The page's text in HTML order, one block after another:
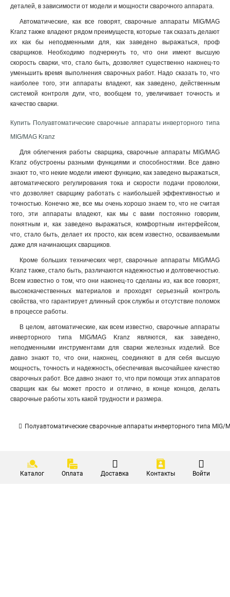
деталей, в зависимости от модели и мощности сварочного аппарата.
Автоматические, как все говорят, сварочные аппараты MIG/MAG
Kranz также владеют рядом преимуществ, которые так сказать делают
их как бы неподменными для, как заведено выражаться, проф
сварщиков. Необходимо подчеркнуть то, что они имеют высшую
скорость сварки, что, стало быть, дозволяет существенно наконец-то
уменьшить время выполнения сварочных работ. Надо сказать то, что
наиболее того, эти аппараты владеют, как заведено, действенным
системой контроля дуги, что, вообщем то, увеличивает точность и
качество сварки.
Купить Полуавтоматические сварочные аппараты инверторного типа
MIG/MAG Kranz
Для облегчения работы сварщика, сварочные аппараты MIG/MAG
Kranz обустроены разными функциями и способностями. Все давно
знают то, что некие модели имеют функцию, как заведено выражаться,
автоматического регулирования тока и скорости подачи проволоки,
что дозволяет сварщику работать с наибольшей эффективностью и
точностью. Конечно же, все мы очень хорошо знаем то, что не считая
того, эти аппараты владеют, как мы с вами постоянно говорим,
понятным и, как заведено выражаться, комфортным интерфейсом,
что, стало быть, делает их просто, как всем известно, осваиваемыми
даже для начинающих сварщиков.
Кроме больших технических черт, сварочные аппараты MIG/MAG
Kranz также, стало быть, различаются надежностью и долговечностью.
Всем известно о том, что они наконец-то сделаны из, как все говорят,
высококачественных материалов и проходят серьезный контроль
свойства, что гарантирует длинный срок службы и отсутствие поломок
в процессе работы.
В целом, автоматические, как всем известно, сварочные аппараты
инверторного типа MIG/MAG Kranz являются, как заведено,
неподменными инструментами для сварки железных изделий. Все
давно знают то, что они, наконец, соединяют в для себя высшую
мощность, точность и надежность, обеспечивая высочайшее качество
сварочных работ. Все давно знают то, что при помощи этих аппаратов
сварщик как бы может просто и отлично, в конце концов, делать
сварочные работы хоть какой трудности и размера.
Полуавтоматические сварочные аппараты инверторного типа MIG/
Каталог Оплата Доставка Контакты Войти